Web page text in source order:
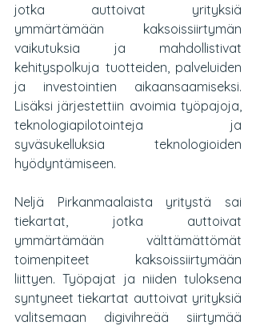
jotka auttoivat yrityksiä
ymmärtämään kaksoissiirtymän
vaikutuksia ja mahdollistivat
kehityspolkuja tuotteiden, palveluiden
ja investointien aikaansaamiseksi.
Lisäksi järjestettiin avoimia työpajoja,
teknologiapilotointeja ja
syväsukelluksia teknologioiden
hyödyntämiseen.
Neljä Pirkanmaalaista yritystä sai
tiekartat, jotka auttoivat
ymmärtämään välttämättömät
toimenpiteet kaksoissiirtymään
liittyen. Työpajat ja niiden tuloksena
syntyneet tiekartat auttoivat yrityksiä
valitsemaan digivihreää siirtymää